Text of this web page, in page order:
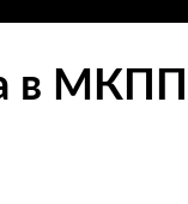
в МКПП